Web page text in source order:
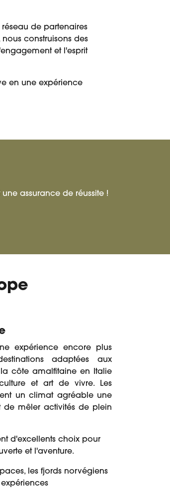
de partenaires
construisons des
et l'esprit
en une expérience
assurance de réussite !
expérience encore plus
adaptées aux
la côte amalfitaine en Italie
et art de vivre. Les
un climat agréable une
mêler activités de plein
d'excellents choix pour
et l'aventure.
les fjords norvégiens